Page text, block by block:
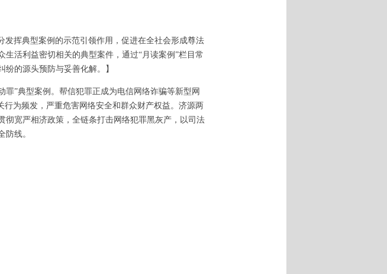
发挥典型案例的示范引领作用，促进在全社会形成尊法
活利益密切相关的典型案件，通过“月读案例”栏目常
的源头预防与妥善化解。
】
罪”典型案例。 帮信犯罪正成为电信网络诈骗等新型网
行为频发，严重危害网络安全和群众财产权益。济源两
宽严相济政策，全链条打击网络犯罪黑灰产，以司法
防线。